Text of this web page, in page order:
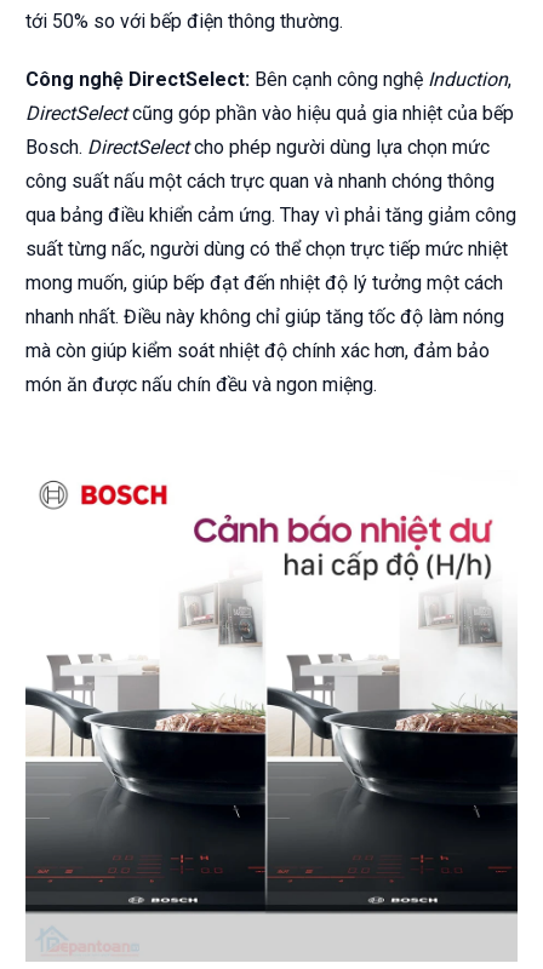
tới 50% so với bếp điện thông thường.
Công nghệ DirectSelect: Bên cạnh công nghệ Induction,
DirectSelectcũng góp phần vào hiệu quả gia nhiệt của bếp
Bosch. DirectSelectcho phép người dùng lựa chọn mức
công suất nấu một cách trực quan và nhanh chóng thông
qua bảng điều khiển cảm ứng. Thay vì phải tăng giảm công
suất từng nấc, người dùng có thể chọn trực tiếp mức nhiệt
mong muốn, giúp bếp đạt đến nhiệt độ lý tưởng một cách
nhanh nhất. Điều này không chỉ giúp tăng tốc độ làm nóng
mà còn giúp kiểm soát nhiệt độ chính xác hơn, đảm bảo
món ăn được nấu chín đều và ngon miệng.